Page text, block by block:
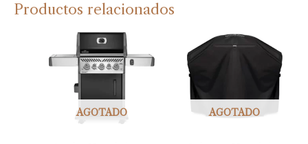
Productos relacionados
AGOTADO AGOTADO